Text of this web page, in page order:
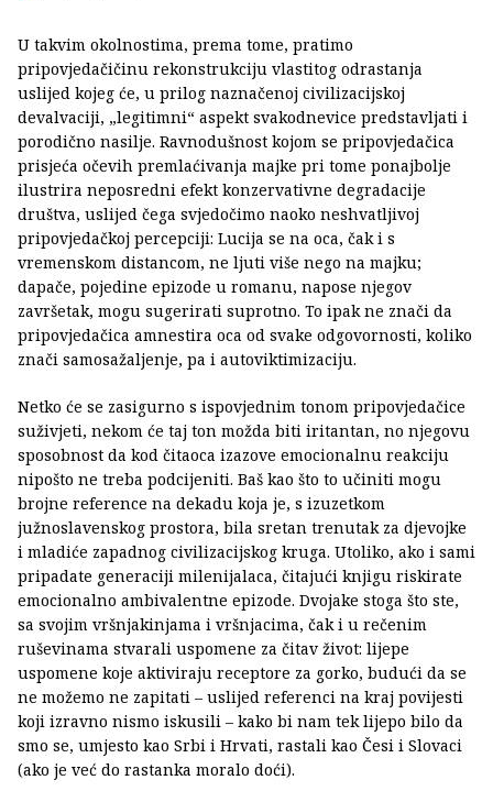
U takvim okolnostima, prema tome, pratimo
pripovjedačičinu rekonstrukciju vlastitog odrastanja
uslijed kojeg će, u prilog naznačenoj civilizacijskoj
devalvaciji, „legitimni“ aspekt svakodnevice predstavljati i
porodično nasilje. Ravnodušnost kojom se pripovjedačica
prisjeća očevih premlaćivanja majke pri tome ponajbolje
ilustrira neposredni efekt konzervativne degradacije
društva, uslijed čega svjedočimo naoko neshvatljivoj
pripovjedačkoj percepciji: Lucija se na oca, čak i s
vremenskom distancom, ne ljuti više nego na majku;
dapače, pojedine epizode u romanu, napose njegov
završetak, mogu sugerirati suprotno. To ipak ne znači da
pripovjedačica amnestira oca od svake odgovornosti, koliko
znači samosažaljenje, pa i autoviktimizaciju.
Netko će se zasigurno s ispovjednim tonom pripovjedačice
suživjeti, nekom će taj ton možda biti iritantan, no njegovu
sposobnost da kod čitaoca izazove emocionalnu reakciju
nipošto ne treba podcijeniti. Baš kao što to učiniti mogu
brojne reference na dekadu koja je, s izuzetkom
južnoslavenskog prostora, bila sretan trenutak za djevojke
i mladiće zapadnog civilizacijskog kruga. Utoliko, ako i sami
pripadate generaciji milenijalaca, čitajući knjigu riskirate
emocionalno ambivalentne epizode. Dvojake stoga što ste,
sa svojim vršnjakinjama i vršnjacima, čak i u rečenim
ruševinama stvarali uspomene za čitav život: lijepe
uspomene koje aktiviraju receptore za gorko, budući da se
ne možemo ne zapitati – uslijed referenci na kraj povijesti
koji izravno nismo iskusili – kako bi nam tek lijepo bilo da
smo se, umjesto kao Srbi i Hrvati, rastali kao Česi i Slovaci
(ako je već do rastanka moralo doći).